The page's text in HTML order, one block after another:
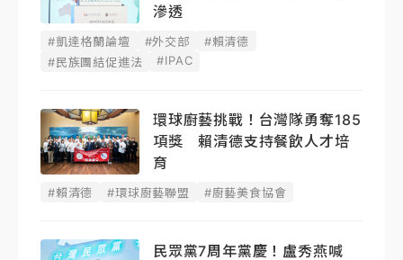
滲透
#凱達格蘭論壇 #外交部
#賴清德
#民族團結促進法
#IPAC
環球廚藝挑戰！台灣隊勇奪185
項獎 賴清德支持餐飲人才培
育
#賴清德 #環球廚藝聯盟 #廚藝美食協會
民眾黨7周年黨慶！盧秀燕喊